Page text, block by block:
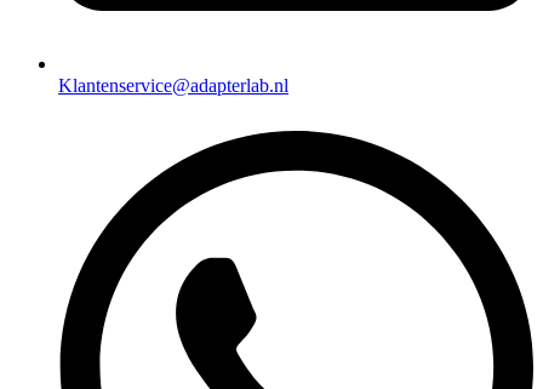
Klantenservice@adapterlab.nl